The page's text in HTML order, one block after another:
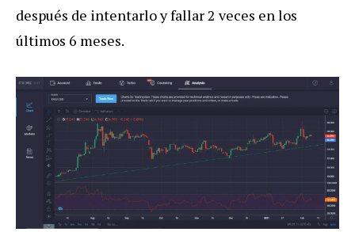
después de intentarlo y fallar 2 veces en los
últimos 6 meses.